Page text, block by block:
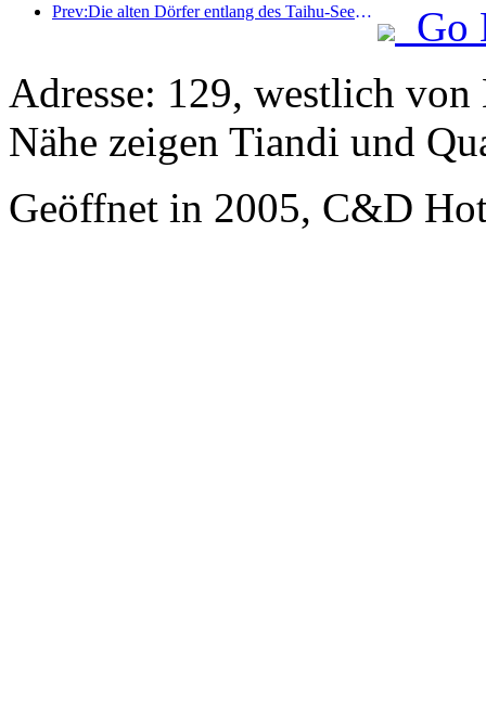
Prev:Die alten Dörfer entlang des Taihu-Sees in Huzhou in der Provinz Zhejiang haben mit der Renovierung und Modernisierung begonnen. Die Investition beträgt fast eine Milliarde Yuan.
Go
Adresse: 129, westlich
Nähe zeigen Tiandi und
Geöffnet in 2005, C&D